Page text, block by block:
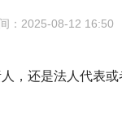
：2025-08-12 16:50
，还是法人代表或